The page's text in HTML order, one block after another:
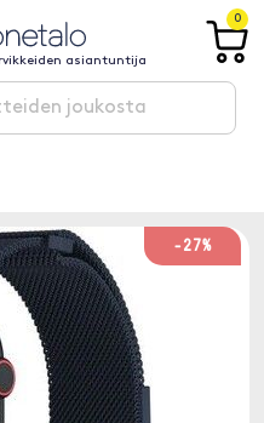
asiantuntija
0
-27%